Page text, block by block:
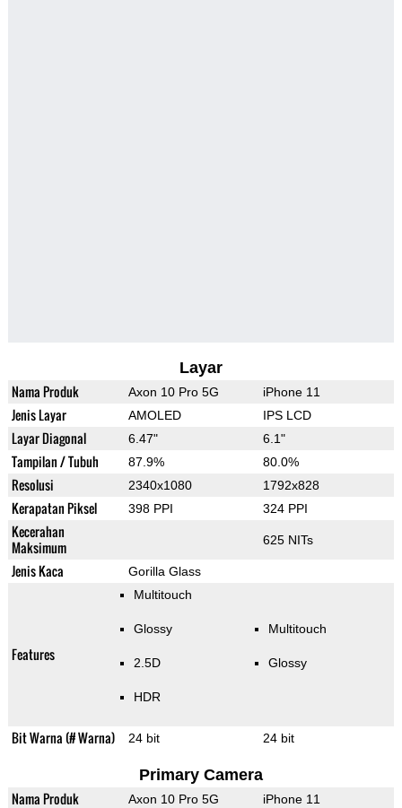
Layar
Nama Produk Axon 10 Pro 5G iPhone 11
Jenis Layar AMOLED IPS LCD
Layar Diagonal 6.47" 6.1"
Tampilan / Tubuh 87.9% 80.0%
Resolusi 2340x1080 1792x828
Kerapatan Piksel 398 PPI 324 PPI
Kecerahan
Maksimum
625 NITs
Jenis Kaca Gorilla Glass
Features
Multitouch
Glossy
2.5D
HDR
Multitouch
Glossy
Bit Warna (# Warna) 24 bit 24 bit
Primary Camera
Nama Produk Axon 10 Pro 5G iPhone 11